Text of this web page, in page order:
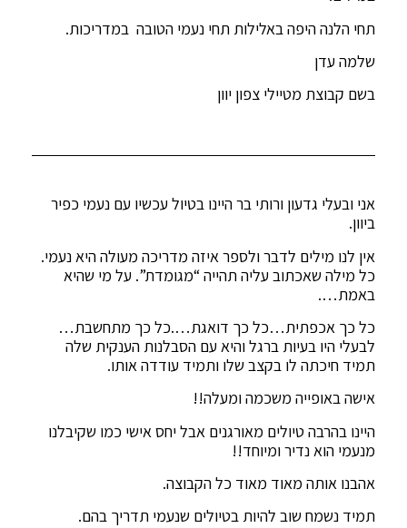
תחי הלנה היפה באלילות תחי נעמי הטובה במדריכות.
שלמה עדן
בשם קבוצת מטיילי צפון יוון
אני ובעלי גדעון ורותי בר היינו בטיול עכשיו עם נעמי כפיר
ביוון.
אין לנו מילים לדבר ולספר איזה מדריכה מעולה היא נעמי.
כל מילה שאכתוב עליה תהייה “מגומדת”. על מי שהיא
באמת….
כל כך אכפתית…כל כך דואגת….כל כך מתחשבת…
לבעלי היו בעיות ברגל והיא עם הסבלנות הענקית שלה
תמיד חיכתה לו בקצב שלו ותמיד עודדה אותו.
אישה באופייה משכמה ומעלה!!
היינו בהרבה טיולים מאורגנים אבל יחס אישי כמו שקיבלנו
מנעמי הוא נדיר ומיוחד!!
אהבנו אותה מאוד מאוד כל הקבוצה.
תמיד נשמח שוב להיות בטיולים שנעמי תדריך בהם.